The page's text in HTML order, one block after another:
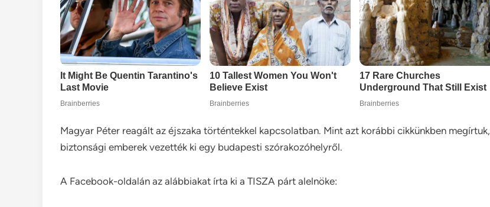
Magyar Péter reagált az éjszaka történtekkel kapcsolatban. Mint azt korábbi cikkünkben megírtuk,
biztonsági emberek vezették ki egy budapesti szórakozóhelyről.
A Facebook-oldalán az alábbiakat írta ki a TISZA párt alelnöke: